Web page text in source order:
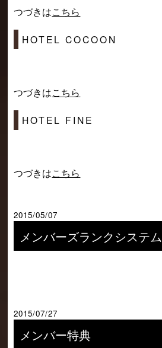
つづきはこちら
HOTEL COCOON
つづきはこちら
HOTEL FINE
つづきはこちら
2015/05/07
メンバーズランクシステム
2015/07/27
メンバー特典